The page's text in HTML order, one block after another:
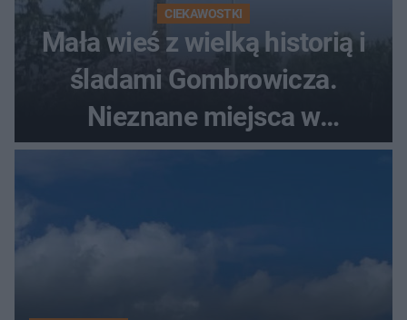
CIEKAWOSTKI
Mała wieś z wielką historią i
śladami Gombrowicza.
Nieznane miejsca w
Świętokrzyskiem